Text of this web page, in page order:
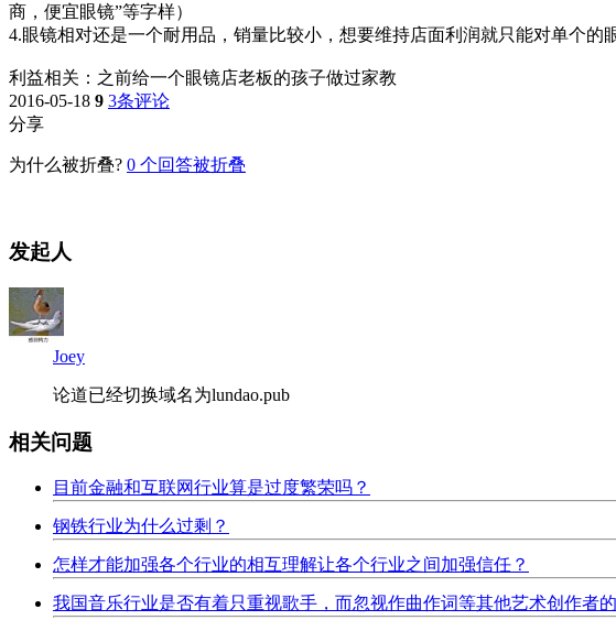
商，便宜眼镜”等字样）
4.眼镜相对还是一个耐用品，销量比较小，想要维持店面利润就只能对单个的
利益相关：之前给一个眼镜店老板的孩子做过家教
2016-05-18 9 3条评论
分享
为什么被折叠? 0 个回答被折叠
发起人
Joey
论道已经切换域名为lundao.pub
相关问题
目前金融和互联网行业算是过度繁荣吗？
钢铁行业为什么过剩？
怎样才能加强各个行业的相互理解让各个行业之间加强信任？
我国音乐行业是否有着只重视歌手，而忽视作曲作词等其他艺术创作者